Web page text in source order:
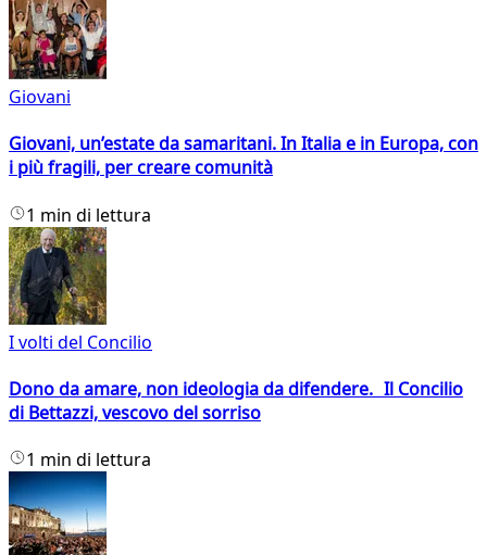
Giovani
Giovani, un’estate da samaritani. In Italia e in Europa, con
i più fragili, per creare comunità
1 min di lettura
I volti del Concilio
Dono da amare, non ideologia da difendere. Il Concilio
di Bettazzi, vescovo del sorriso
1 min di lettura